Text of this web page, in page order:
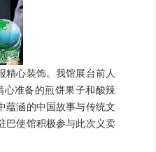
心装饰。我馆展台前人
准备的煎饼果子和酸辣
蕴涵的中国故事与传统文
巴使馆积极参与此次义卖